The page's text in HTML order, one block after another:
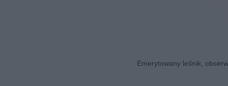
Emerytowany leśnik,